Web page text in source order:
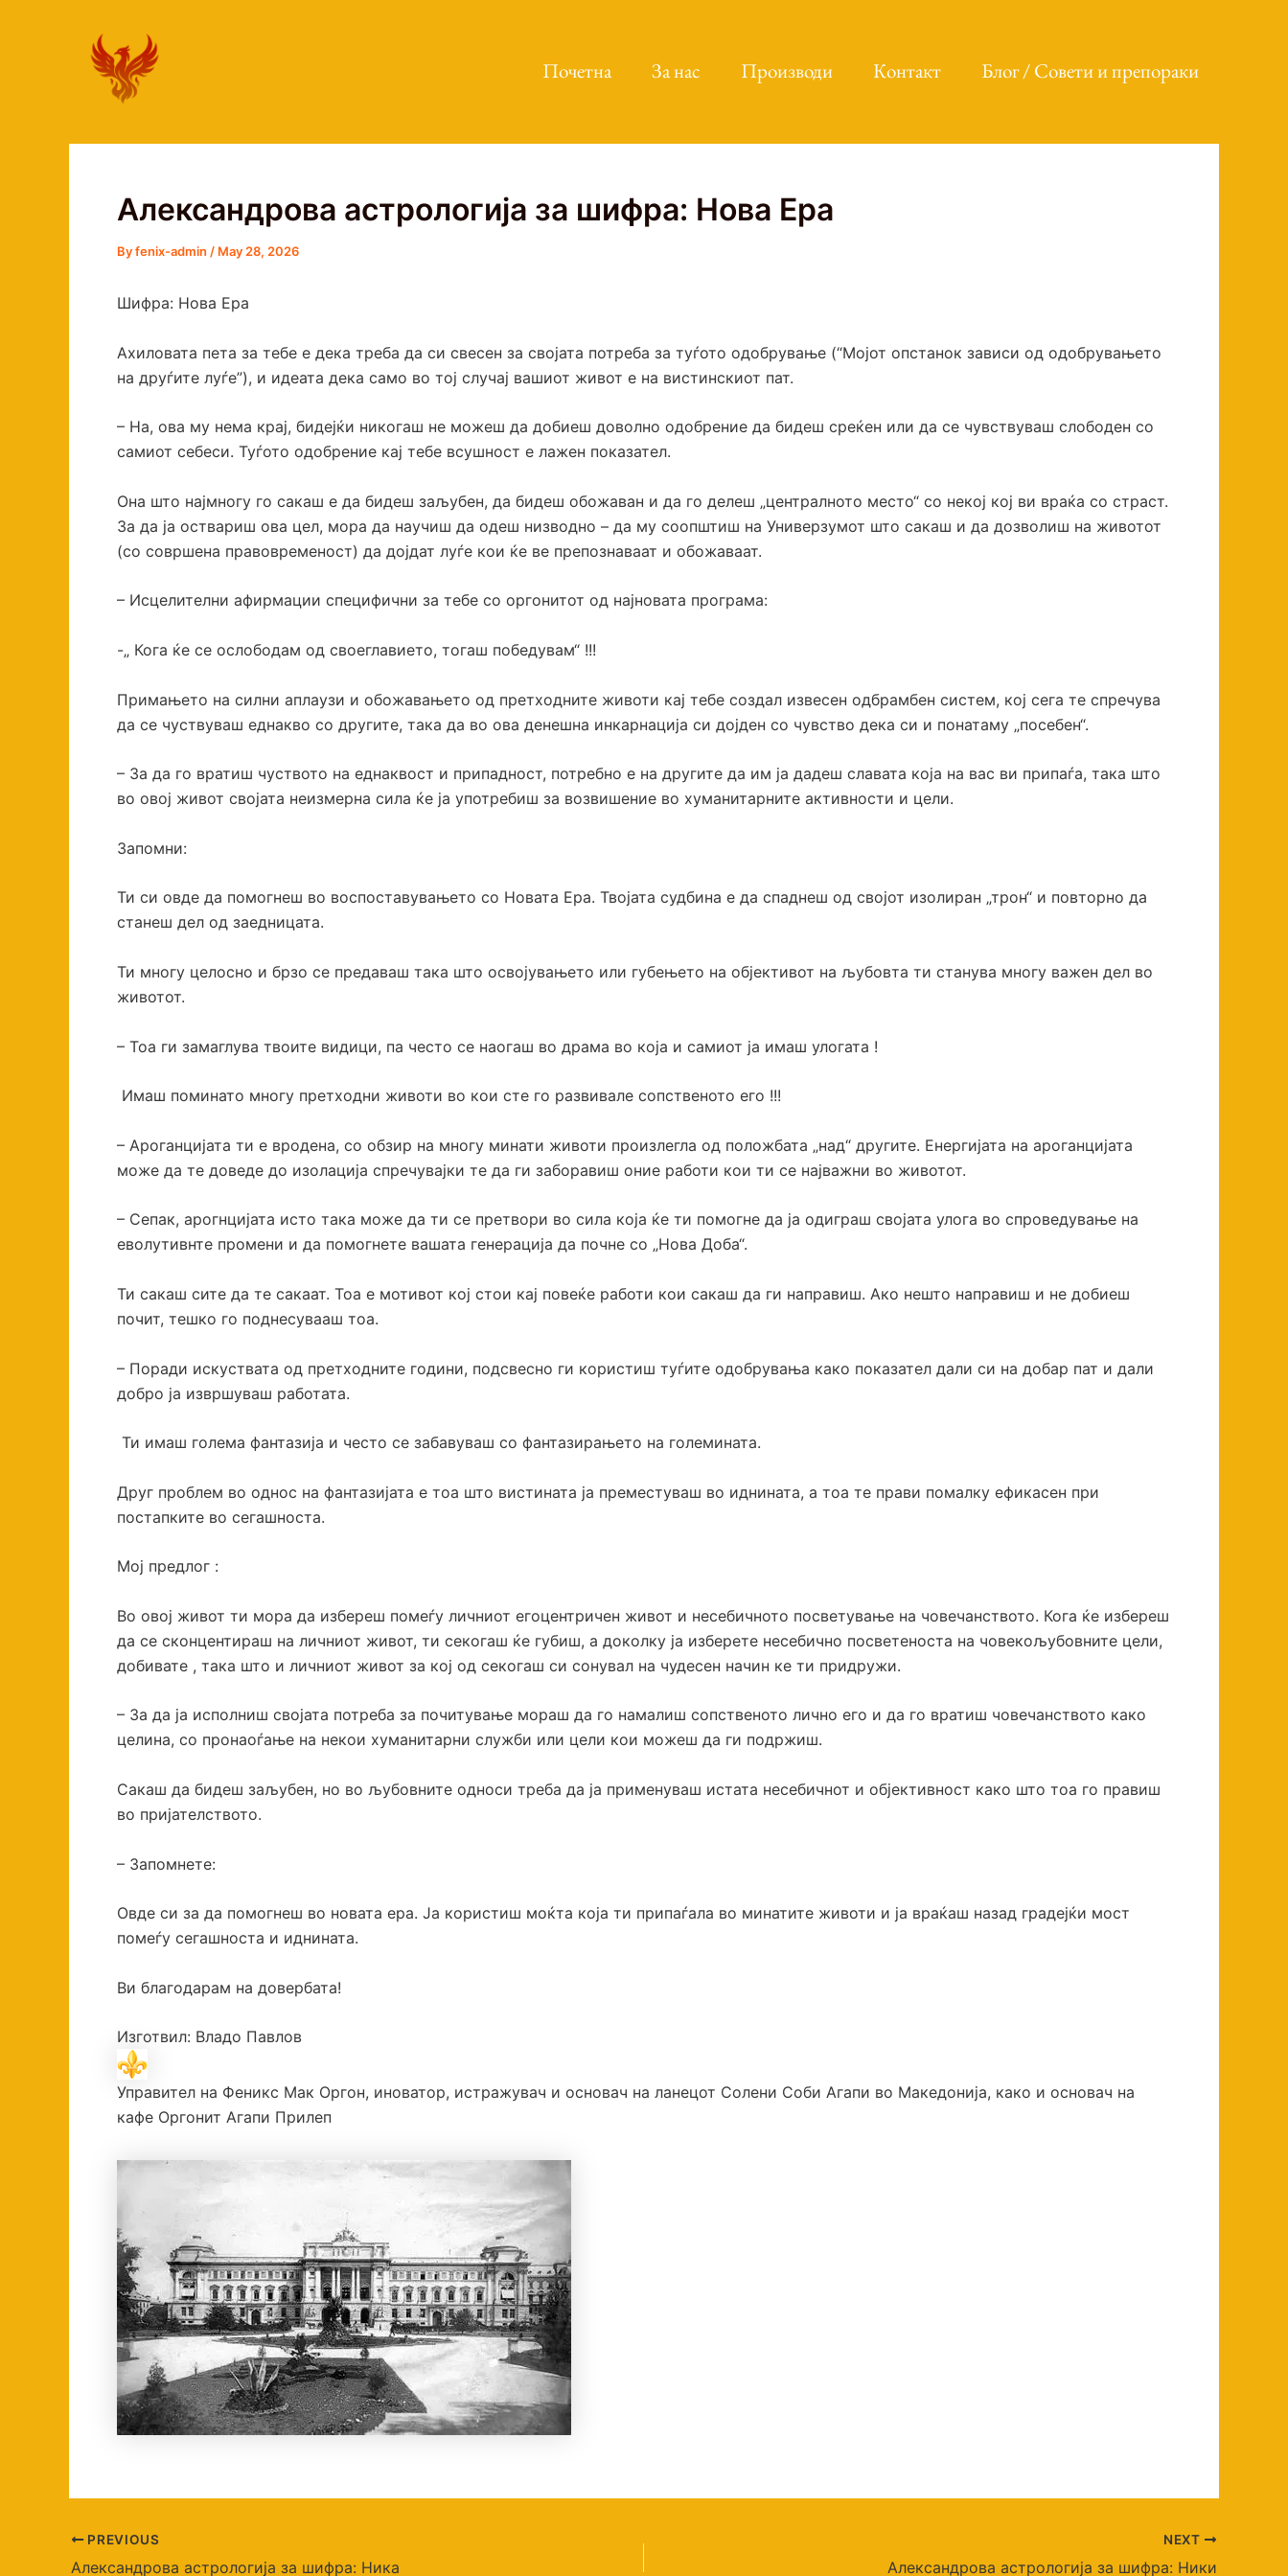
Почетна За нас Производи Контакт Блог / Совети и препораки
Александрова астрологија за шифра: Нова Ера
Byfenix-admin / May 28, 2026
Шифра: Нова Ера
Ахиловата пета за тебе е дека треба да си свесен за својата потреба за туѓото одобрување (“Мојот опстанок зависи од одобрувањето
на друѓите луѓе”), и идеата дека само во тој случај вашиот живот е на вистинскиот пат.
– На, ова му нема крај, бидејќи никогаш не можеш да добиеш доволно одобрение да бидеш среќен или да се чувствуваш слободен со
самиот себеси. Туѓото одобрение кај тебе всушност е лажен показател.
Она што најмногу го сакаш е да бидеш заљубен, да бидеш обожаван и да го делеш „централното место“ со некој кој ви враќа со страст.
За да ја оствариш ова цел, мора да научиш да одеш низводно – да му соопштиш на Универзумот што сакаш и да дозволиш на животот
(со совршена правовременост) да дојдат луѓе кои ќе ве препознаваат и обожаваат.
– Исцелителни афирмации специфични за тебе со оргонитот од најновата програма:
-„ Кога ќе се ослободам од своеглавието, тогаш победувам“ !!!
Примањето на силни аплаузи и обожавањето од претходните животи кај тебе создал извесен одбрамбен систем, кој сега те спречува
да се чуствуваш еднакво со другите, така да во ова денешна инкарнација си дојден со чувство дека си и понатаму „посебен“.
– За да го вратиш чуството на еднаквост и припадност, потребно е на другите да им ја дадеш славата која на вас ви припаѓа, така што
во овој живот својата неизмерна сила ќе ја употребиш за возвишение во хуманитарните активности и цели.
Запомни:
Ти си овде да помогнеш во воспоставувањето со Новата Ера. Твојата судбина е да спаднеш од својот изолиран „трон“ и повторно да
станеш дел од заедницата.
Ти многу целосно и брзо се предаваш така што освојувањето или губењето на објективот на љубовта ти станува многу важен дел во
животот.
– Тоа ги замаглува твоите видици, па често се наогаш во драма во која и самиот ја имаш улогата !
Имаш поминато многу претходни животи во кои сте го развивале сопственото его !!!
– Ароганцијата ти е вродена, со обзир на многу минати животи произлегла од положбата „над“ другите. Енергијата на ароганцијата
може да те доведе до изолација спречувајки те да ги заборавиш оние работи кои ти се најважни во животот.
– Сепак, арогнцијата исто така може да ти се претвори во сила која ќе ти помогне да ја одиграш својата улога во спроведување на
еволутивнте промени и да помогнете вашата генерација да почне со „Нова Доба“.
Ти сакаш сите да те сакаат. Тоа е мотивот кој стои кај повеќе работи кои сакаш да ги направиш. Ако нешто направиш и не добиеш
почит, тешко го поднесувааш тоа.
– Поради искуствата од претходните години, подсвесно ги користиш туѓите одобрувања како показател дали си на добар пат и дали
добро ја извршуваш работата.
Ти имаш голема фантазија и често се забавуваш со фантазирањето на големината.
Друг проблем во однос на фантазијата е тоа што вистината ја преместуваш во иднината, а тоа те прави помалку ефикасен при
постапките во сегашноста.
Мој предлог :
Во овој живот ти мора да избереш помеѓу личниот егоцентричен живот и несебичното посветување на човечанството. Кога ќе избереш
да се сконцентираш на личниот живот, ти секогаш ќе губиш, а доколку ја изберете несебично посветеноста на човекољубовните цели,
добивате , така што и личниот живот за кој од секогаш си сонувал на чудесен начин ке ти придружи.
– За да ја исполниш својата потреба за почитување мораш да го намалиш сопственото лично его и да го вратиш човечанството како
целина, со пронаоѓање на некои хуманитарни служби или цели кои можеш да ги подржиш.
Сакаш да бидеш заљубен, но во љубовните односи треба да ја применуваш истата несебичнот и објективност како што тоа го правиш
во пријателството.
– Запомнете:
Овде си за да помогнеш во новата ера. Ја користиш моќта која ти припаѓала во минатите животи и ја враќаш назад градејќи мост
помеѓу сегашноста и иднината.
Ви благодарам на довербата!
Изготвил: Владо Павлов
Управител на Феникс Мак Оргон, иноватор, истражувач и основач на ланецот Солени Соби Агапи во Македонија, како и основач на
кафе Оргонит Агапи Прилеп
PREVIOUS
Александрова астрологија за шифра: Ника
NEXT
Александрова астрологија за шифра: Ники